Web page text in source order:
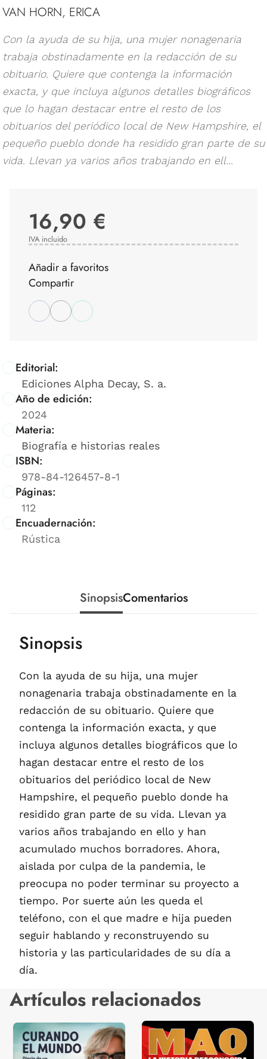
VAN HORN, ERICA
Con la ayuda de su hija, una mujer nonagenaria
trabaja obstinadamente en la redacción de su
obituario. Quiere que contenga la información
exacta, y que incluya algunos detalles biográficos
que lo hagan destacar entre el resto de los
obituarios del periódico local de New Hampshire, el
pequeño pueblo donde ha residido gran parte de su
vida. Llevan ya varios años trabajando en ell...
Editorial:
Ediciones Alpha Decay, S. a.
Año de edición:
2024
Materia:
Biografía e historias reales
ISBN:
978-84-126457-8-1
Páginas:
112
Encuadernación:
Rústica
16,90 €
IVA incluido
Añadir a favoritos
Compartir
SinopsisComentarios
Sinopsis
Con la ayuda de su hija, una mujer
nonagenaria trabaja obstinadamente en la
redacción de su obituario. Quiere que
contenga la información exacta, y que
incluya algunos detalles biográficos que lo
hagan destacar entre el resto de los
obituarios del periódico local de New
Hampshire, el pequeño pueblo donde ha
residido gran parte de su vida. Llevan ya
varios años trabajando en ello y han
acumulado muchos borradores. Ahora,
aislada por culpa de la pandemia, le
preocupa no poder terminar su proyecto a
tiempo. Por suerte aún les queda el
teléfono, con el que madre e hija pueden
seguir hablando y reconstruyendo su
historia y las particularidades de su día a
día.
Artículos relacionados